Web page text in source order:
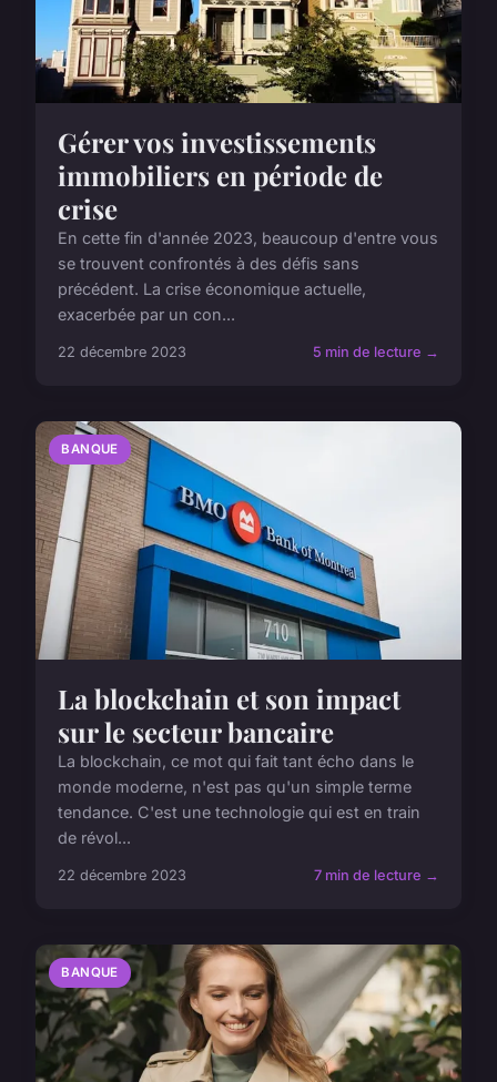
Gérer vos investissements
immobiliers en période de
crise
En cette fin d'année 2023, beaucoup d'entre vous
se trouvent confrontés à des défis sans
précédent. La crise économique actuelle,
exacerbée par un con...
22 décembre 2023 5 min de lecture →
BANQUE
La blockchain et son impact
sur le secteur bancaire
La blockchain, ce mot qui fait tant écho dans le
monde moderne, n'est pas qu'un simple terme
tendance. C'est une technologie qui est en train
de révol...
22 décembre 2023 7 min de lecture →
BANQUE